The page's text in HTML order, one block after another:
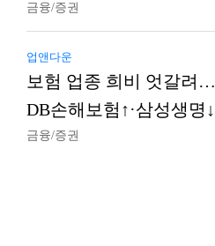
금융/증권
업앤다운
보험 업종 희비 엇갈려…
DB손해보험↑·삼성생명↓
금융/증권